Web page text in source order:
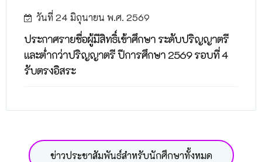
วันที่ 24 มิถุนายน พ.ศ. 2569
ประกาศรายชื่อผู้มีสิทธิ์เข้าศึกษา ระดับปริญญาตรี
และต่ำกว่าปริญญาตรี ปีการศึกษา 2569 รอบที่ 4
รับตรงอิสระ
ข่าวประชาสัมพันธ์สำหรับนักศึกษาทั้งหมด